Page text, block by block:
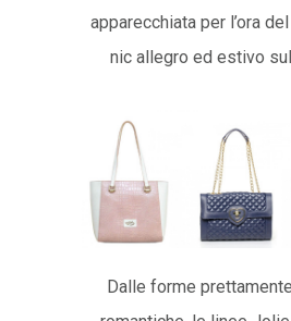
apparecchiata per l’ora
nic allegro ed estivo
Dalle forme